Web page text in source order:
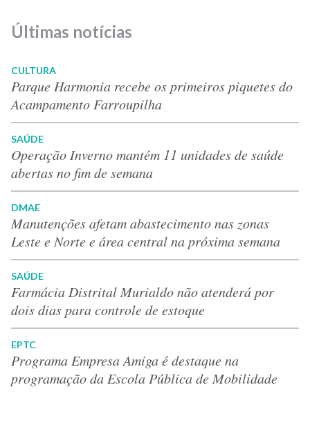
Últimas notícias
CULTURA
Parque Harmonia recebe os primeiros piquetes do
Acampamento Farroupilha
SAÚDE
Operação Inverno mantém 11 unidades de saúde
abertas no fim de semana
DMAE
Manutenções afetam abastecimento nas zonas
Leste e Norte e área central na próxima semana
SAÚDE
Farmácia Distrital Murialdo não atenderá por
dois dias para controle de estoque
EPTC
Programa Empresa Amiga é destaque na
programação da Escola Pública de Mobilidade